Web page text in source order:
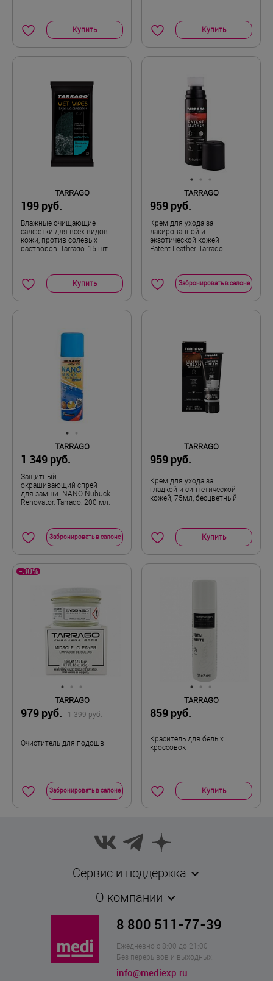
Купить Купить
TARRAGO
199 руб.
Влажные очищающие
салфетки для всех видов
кожи, против солевых
растворов, Tarrago, 15 шт
Купить
TARRAGO
959 руб.
Крем для ухода за
лакированной и
экзотической кожей
Patent Leather, Tarrago
Забронировать в салоне
TARRAGO
1 349 руб.
Защитный
окрашивающий спрей
для замши NANO Nubuck
Renovator, Tarrago, 200 мл,
Забронировать в салоне
TARRAGO
959 руб.
Крем для ухода за
гладкой и синтетической
кожей, 75мл, бесцветный
Купить
-30%
TARRAGO
979 руб. 1 399 руб.
Очиститель для подошв
Забронировать в салоне
TARRAGO
859 руб.
Краситель для белых
кроссовок
Купить
Сервис и поддержка
О компании
8 800 511-77-39
Ежедневно с 8:00 до 21:00
Без перерывов и выходных.
info@mediexp.ru